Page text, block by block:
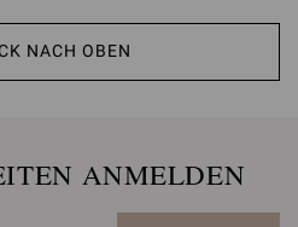
NACH OBEN
ANMELDEN